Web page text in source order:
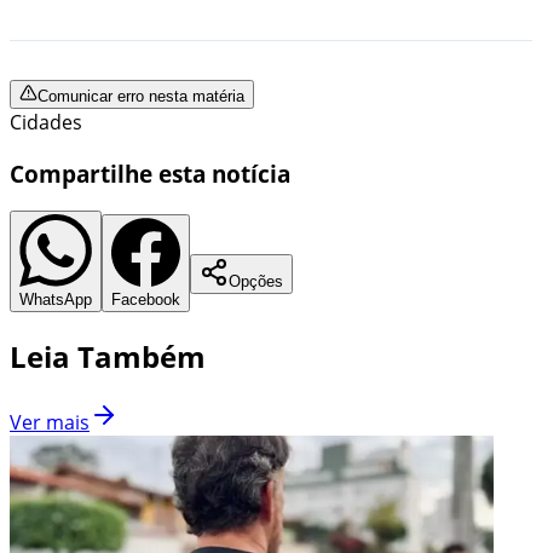
Comunicar erro nesta matéria
Cidades
Compartilhe esta notícia
WhatsApp Facebook
Opções
Leia Também
Ver mais